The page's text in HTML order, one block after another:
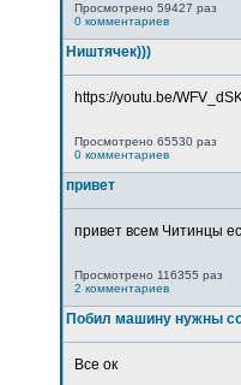
Просмотрено 59427 раз
0 комментариев
Ништячек)))
https://youtu.be/
Просмотрено 65530 раз
0 комментариев
привет
привет всем Читинцы
Просмотрено 116355 раз
2 комментариев
Побил машину нужны
Все ок